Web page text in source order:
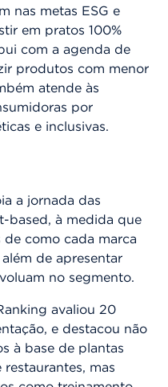
nas metas ESG e
em pratos 100%
com a agenda de
produtos com menor
atende às
por
e inclusivas.
a jornada das
based, à medida que
de como cada marca
de apresentar
no segmento.
avaliou 20
e destacou não
à base de plantas
mas